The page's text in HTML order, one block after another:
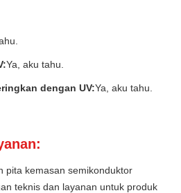
Ya, aku tahu.
dengan UV:Ya, aku tahu.
pita kemasan semikonduktor
teknis dan layanan untuk produk